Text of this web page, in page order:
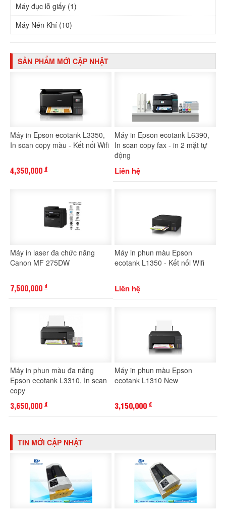
Máy đục lỗ giấy (1)
Máy Nén Khí (10)
SẢN PHẨM MỚI CẬP NHẬT
Máy in Epson ecotank L3350,
In scan copy màu - Kết nối Wifi
4,350,000 đ
Máy in Epson ecotank L6390,
In scan copy fax - in 2 mặt tự
động
Liên hệ
Máy in laser đa chức năng
Canon MF 275DW
7,500,000 đ
Máy in phun màu Epson
ecotank L1350 - Kết nối Wifi
Liên hệ
Máy in phun màu đa năng
Epson ecotank L3310, In scan
copy
3,650,000 đ
Máy in phun màu Epson
ecotank L1310 New
3,150,000 đ
TIN MỚI CẬP NHẬT